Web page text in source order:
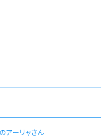
アーリャさん